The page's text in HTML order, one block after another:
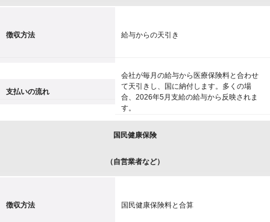
徴収方法 給与からの天引き
支払いの流れ
会社が毎月の給与から医療保険料と合わせ
て天引きし、国に納付します。多くの場
合、2026年5月支給の給与から反映されま
す。
国民健康保険
（自営業者など）
徴収方法 国民健康保険料と合算